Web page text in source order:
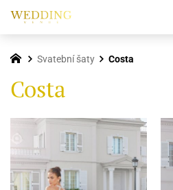
Svatební šaty Costa
Costa